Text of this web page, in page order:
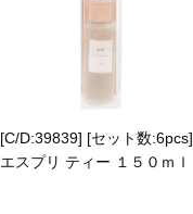
[C/D:39839] [セット数:6pcs]
エスプリ ティー １５０ｍｌ